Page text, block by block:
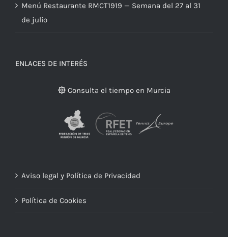
Menú Restaurante RMCT1919 — Semana del 27 al 31
de julio
ENLACES DE INTERÉS
Consulta el tiempo en Murcia
Aviso legal y Política de Privacidad
Política de Cookies